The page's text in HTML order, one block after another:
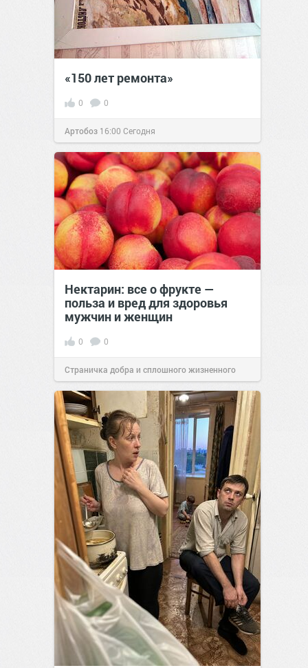
«150 лет ремонта»
0 0
Артобоз 16:00 Сегодня
Нектарин: все о фрукте —
польза и вред для здоровья
мужчин и женщин
0 0
Страничка добра и сплошного жизненного
позитива!00:28Сегодня